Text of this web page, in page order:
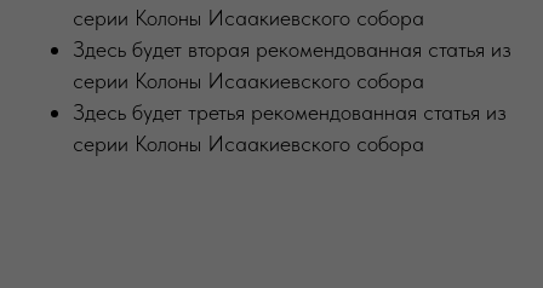
серии Колоны Исаакиевского собора
Здесь будет вторая рекомендованная статья из
серии Колоны Исаакиевского собора
Здесь будет третья рекомендованная статья из
серии Колоны Исаакиевского собора